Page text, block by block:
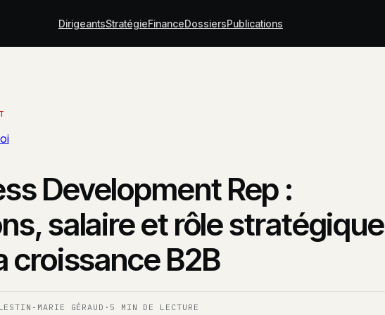
DirigeantsStratégieFinanceDossiersPublications
Development Rep :
salaire et rôle stratégique
croissance B2B
MARIE GÉRAUD · 5 MIN DE LECTURE